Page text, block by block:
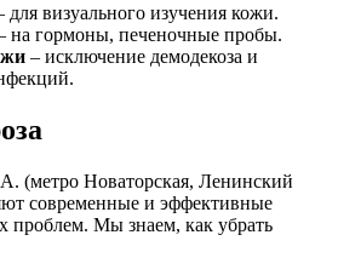
для визуального изучения кожи.
на гормоны, печеночные пробы.
– исключение демодекоза и
(метро Новаторская, Ленинский
современные и эффективные
проблем. Мы знаем, как убрать